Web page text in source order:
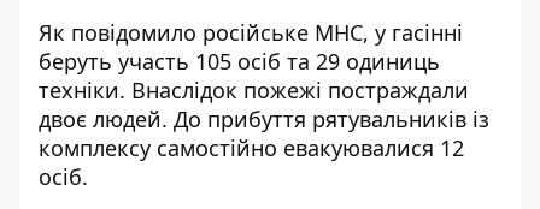
Як повідомило російське МНС, у гасінні
беруть участь 105 осіб та 29 одиниць
техніки. Внаслідок пожежі постраждали
двоє людей. До прибуття рятувальників із
комплексу самостійно евакуювалися 12
осіб.